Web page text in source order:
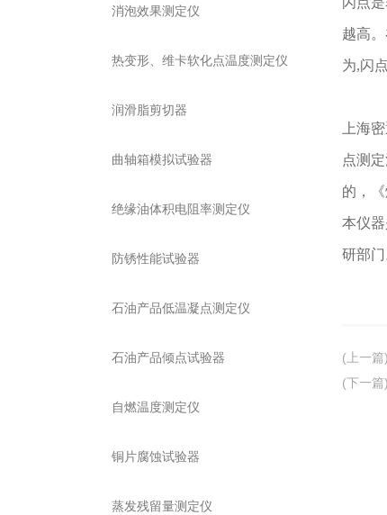
消泡效果测定仪
热变形、维卡软化点温度测定仪
润滑脂剪切器
曲轴箱模拟试验器
绝缘油体积电阻率测定仪
防锈性能试验器
石油产品低温凝点测定仪
石油产品倾点试验器
自燃温度测定仪
铜片腐蚀试验器
蒸发残留量测定仪
越高
为,闪
上海
点测
的，
本仪
研部门
(上一篇)
(下一篇)